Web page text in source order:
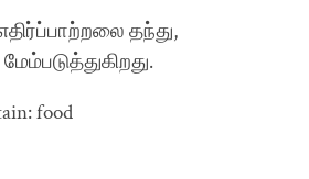
தந்து,